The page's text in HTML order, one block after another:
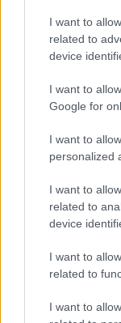
I want to
related to
device
I want to
Google for
I want to
personalized
I want to
related to
device
I want to
related to
I want to
συνείδηση, κι
Παρομοίως,